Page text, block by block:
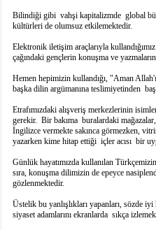
Bilindiği gibi vahşi kapitalizmde global
kültürleri de olumsuz etkilemektedir.
Elektronik iletişim araçlarıyla
çağındaki gençlerin konuşma ve
Hemen hepimizin kullandığı, "Aman
başka dilin argümanına teslimiyetinden
Etrafımızdaki alışveriş merkezlerinin
gerekir. Bir bakıma buralardaki
İngilizce vermekte sakınca görmezken,
yazarken kime hitap ettiği içler acısı bir
Günlük hayatımızda kullanılan
sıra, konuşma dilimizin de epeyce
gözlenmektedir.
Üstelik bu yanlışlıkları yapanları, sözde
siyaset adamlarını ekranlarda sıkça